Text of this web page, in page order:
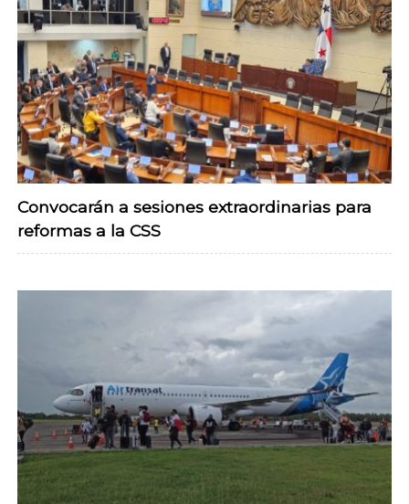
Convocarán a sesiones extraordinarias para
reformas a la CSS